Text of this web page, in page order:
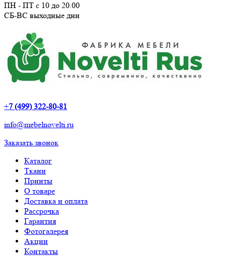
ПН - ПТ с 10 до 20.00
СБ-ВС выходные дни
+7 (499) 322-80-81
info@mebelnovelti.ru
Заказать звонок
Каталог
Ткани
Принты
О товаре
Доставка и оплата
Рассрочка
Гарантия
Фотогалерея
Акции
Контакты